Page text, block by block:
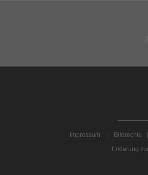
Impressum Bildrechte
Erklärung